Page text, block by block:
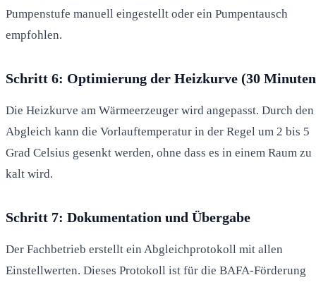
Pumpenstufe manuell eingestellt oder ein Pumpentausch
empfohlen.
Schritt 6: Optimierung der Heizkurve (30
Die Heizkurve am Wärmeerzeuger wird angepasst. Durch den
Abgleich kann die Vorlauftemperatur in der Regel um 2 bis 5
Grad Celsius gesenkt werden, ohne dass es in einem Raum zu
kalt wird.
Schritt 7: Dokumentation und Übergabe
Der Fachbetrieb erstellt ein Abgleichprotokoll mit allen
Einstellwerten. Dieses Protokoll ist für die BAFA-Förderung